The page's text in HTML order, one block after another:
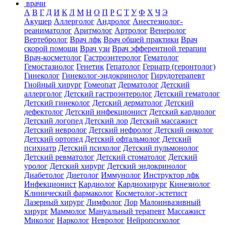
врачи
А В Г Д И К Л М Н О П Р С Т У Ф Х Ч Э
Акушер Аллерголог Андролог Анестезиолог-
реаниматолог Аритмолог Артролог Венеролог
Вертебролог Врач лфк Врач общей практики Врач
скорой помощи Врач узи Врач эфферентной терапии
Врач-косметолог Гастроэнтеролог Гематолог
Гемостазиолог Генетик Гепатолог Гериатр (геронтолог)
Гинеколог Гинеколог-эндокринолог Гирудотерапевт
Гнойный хирург Гомеопат Дерматолог Детский
аллерголог Детский гастроэнтеролог Детский гематолог
Детский гинеколог Детский дерматолог Детский
дефектолог Детский инфекционист Детский кардиолог
Детский логопед Детский лор Детский массажист
Детский невролог Детский нефролог Детский онколог
Детский ортопед Детский офтальмолог Детский
психиатр Детский психолог Детский пульмонолог
Детский ревматолог Детский стоматолог Детский
уролог Детский хирург Детский эндокринолог
Диабетолог Диетолог Иммунолог Инструктор лфк
Инфекционист Кардиолог Кардиохирург Кинезиолог
Клинический фармаколог Косметолог-эстетист
Лазерный хирург Лимфолог Лор Малоинвазивный
хирург Маммолог Мануальный терапевт Массажист
Миколог Нарколог Невролог Нейропсихолог